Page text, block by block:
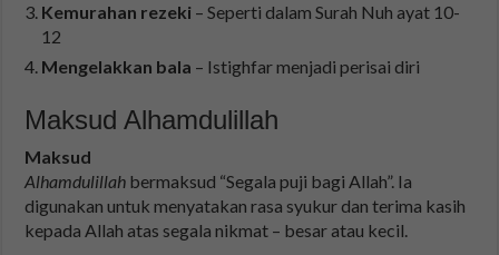
Kemurahan rezeki – Seperti dalam Surah Nuh ayat 10-
12
Mengelakkan bala – Istighfar menjadi perisai diri
Maksud Alhamdulillah
Maksud
Alhamdulillah bermaksud “Segala puji bagi Allah”. Ia
digunakan untuk menyatakan rasa syukur dan terima kasih
kepada Allah atas segala nikmat – besar atau kecil.